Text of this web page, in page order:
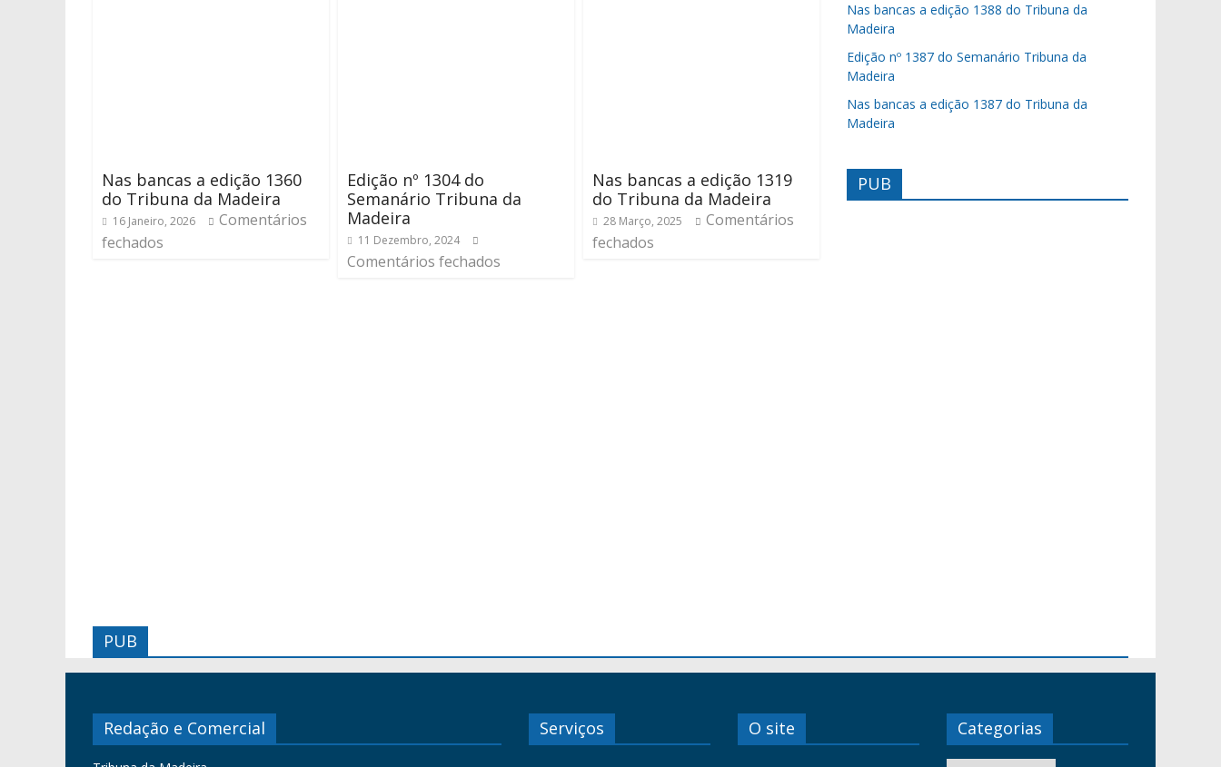
Nas bancas a edição 1360
do Tribuna da Madeira
16 Janeiro, 2026
Comentários
fechados
Edição nº 1304 do
Semanário Tribuna da
Madeira
11 Dezembro, 2024
Comentários fechados
Nas bancas a edição 1319
do Tribuna da Madeira
28 Março, 2025
Comentários
fechados
Nas bancas a edição 1388 do Tribuna da
Madeira
Edição nº 1387 do Semanário Tribuna da
Madeira
Nas bancas a edição 1387 do Tribuna da
Madeira
PUB
PUB
Redação e Comercial Serviços O site Categorias